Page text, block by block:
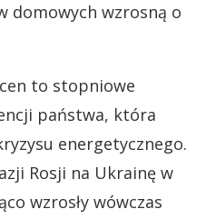
domowych wzrosną o
to stopniowe
państwa, która
energetycznego.
Rosji na Ukrainę w
wzrosły wówczas